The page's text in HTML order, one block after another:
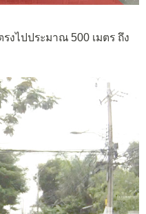
งไปประมาณ 500 เมตร ถึง